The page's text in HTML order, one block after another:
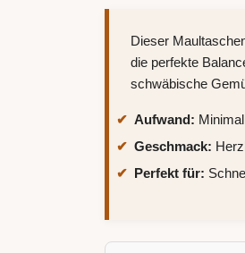
Dieser
die perfekte
schwäbische
Aufwand:
Geschmack:
Perfekt für: